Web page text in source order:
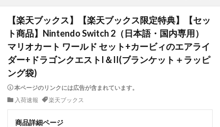
【楽天ブックス】【楽天ブックス限定特典】【セッ
ト商品】Nintendo Switch 2（日本語・国内専用）
マリオカート ワールド セット+カービィのエアライ
ダー+ドラゴンクエストI＆II(ブランケット＋ラッピ
ング袋)
本ページのリンクには広告が含まれています。
入荷速報
楽天ブックス
商品詳細ページ